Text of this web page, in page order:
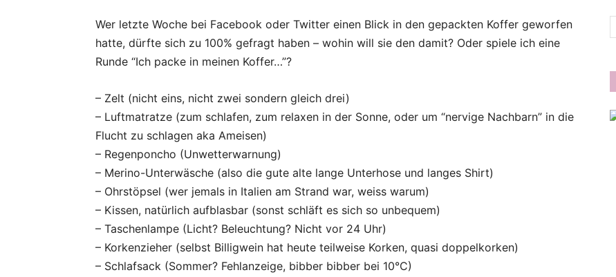
Wer letzte Woche bei Facebook oder Twitter einen Blick in den gepackten Koffer geworfen
hatte, dürfte sich zu 100% gefragt haben – wohin will sie den damit? Oder spiele ich eine
Runde “Ich packe in meinen Koffer…”?
– Zelt (nicht eins, nicht zwei sondern gleich drei)
– Luftmatratze (zum schlafen, zum relaxen in der Sonne, oder um “nervige Nachbarn” in die
Flucht zu schlagen aka Ameisen)
– Regenponcho (Unwetterwarnung)
– Merino-Unterwäsche (also die gute alte lange Unterhose und langes Shirt)
– Ohrstöpsel (wer jemals in Italien am Strand war, weiss warum)
– Kissen, natürlich aufblasbar (sonst schläft es sich so unbequem)
– Taschenlampe (Licht? Beleuchtung? Nicht vor 24 Uhr)
– Korkenzieher (selbst Billigwein hat heute teilweise Korken, quasi doppelkorken)
– Schlafsack (Sommer? Fehlanzeige, bibber bibber bei 10°C)